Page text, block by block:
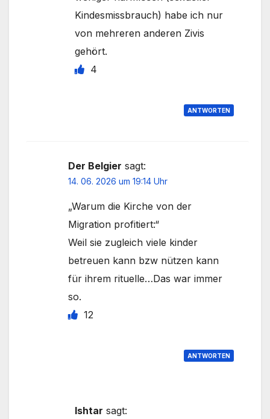
Kindesmissbrauch) habe ich nur
von mehreren anderen Zivis
gehört.
4
ANTWORTEN
Der Belgier sagt:
14. 06. 2026 um 19:14 Uhr
„Warum die Kirche von der
Migration profitiert:“
Weil sie zugleich viele kinder
betreuen kann bzw nützen kann
für ihrem rituelle…Das war immer
so.
12
ANTWORTEN
Ishtar sagt: